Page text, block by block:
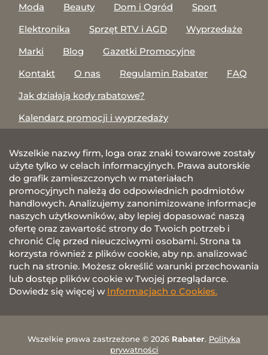
Moda Beauty Dom i Ogród
Sport
Elektronika
Sprzęt RTV i AGD
Wyprzedaże
Marki
Blog
Gazetki Promocyjne
Kontakt
O nas Regulamin Rabater
FAQ
Jak działają kody rabatowe?
Kalendarz promocji i wyprzedaży
Wszelkie nazwy firm, loga oraz znaki towarowe zostały
użyte tylko w celach informacyjnych. Prawa autorskie
do grafik zamieszczonych w materiałach
promocyjnych należą do odpowiednich podmiotów
handlowych. Analizujemy zanonimizowane informacje
naszych użytkowników, aby lepiej dopasować naszą
ofertę oraz zawartość strony do Twoich potrzeb i
chronić Cię przed nieuczciwymi osobami. Strona ta
korzysta również z plików cookie, aby np. analizować
ruch na stronie. Możesz określić warunki przechowania
lub dostęp plików cookie w Twojej przeglądarce.
Dowiedz się więcej w Informacjach o Cookies.
Wszelkie prawa zastrzeżone © 2026 Rabater. Polityka
prywatności